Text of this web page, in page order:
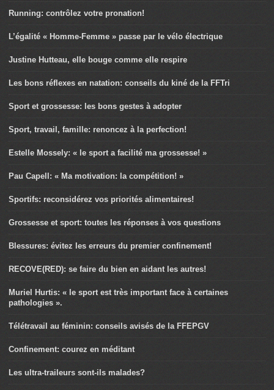
Running: contrôlez votre pronation!
L’égalité « Homme-Femme » passe par le vélo électrique
Justine Hutteau, elle bouge comme elle respire
Les bons réflexes en natation: conseils du kiné de la FFTri
Sport et grossesse: les bons gestes à adopter
Sport, travail, famille: renoncez à la perfection!
Estelle Mossely: « le sport a facilité ma grossesse! »
Pau Capell: « Ma motivation: la compétition! »
Sportifs: reconsidérez vos priorités alimentaires!
Grossesse et sport: toutes les réponses à vos questions
Blessures: évitez les erreurs du premier confinement!
RECOVE(RED): se faire du bien en aidant les autres!
Muriel Hurtis: « le sport est très important face à certaines
pathologies ».
Télétravail au féminin: conseils avisés de la FFEPGV
Confinement: courez en méditant
Les ultra-traileurs sont-ils malades?